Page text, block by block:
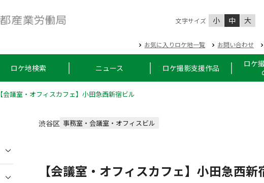
文字サイズ 小 中 大
お気に入りロケ地一覧 お問い合わせ
ロケ地検索 ニュース ロケ撮影支援作品
ロケ
【会議室・オフィスカフェ】小田急西新宿ビル
渋谷区 事務室・会議室・オフィスビル
【会議室・オフィスカフェ】小田急西新